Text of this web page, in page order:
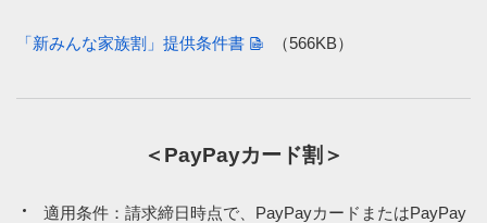
「新みんな家族割」提供条件書 （566KB）
＜PayPayカード割＞
適用条件：請求締日時点で、PayPayカードまたはPayPay